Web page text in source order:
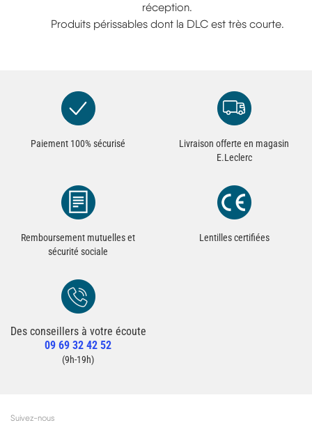
réception.
Produits périssables dont la DLC est très courte.
Paiement 100% sécurisé
Livraison offerte en magasin
E.Leclerc
Remboursement mutuelles et
sécurité sociale
Lentilles certifiées
Redirection vers la page Contact du site
Des conseillers à votre écoute
09 69 32 42 52
Contacter un conseiller
(9h-19h)
Suivez-nous